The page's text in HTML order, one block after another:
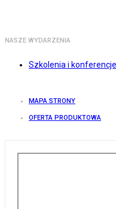
NASZE WYDARZENIA
Szkolenia i konferencje
MAPA STRONY
OFERTA PRODUKTOWA